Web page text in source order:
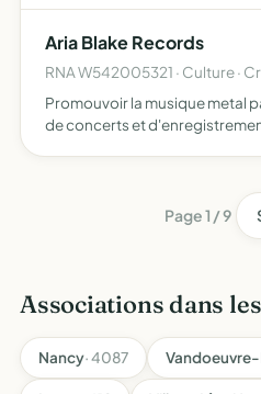
Aria Blake Records
RNA W542005321 · Culture ·
Promouvoir la musique metal
de concerts et
Page 1 / 9
Associations dans
Nancy· 4087